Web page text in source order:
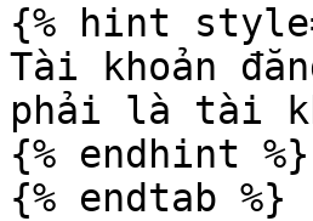
{% hint
Tài khoản
phải là tài
{% endhint %}
{% endtab %}